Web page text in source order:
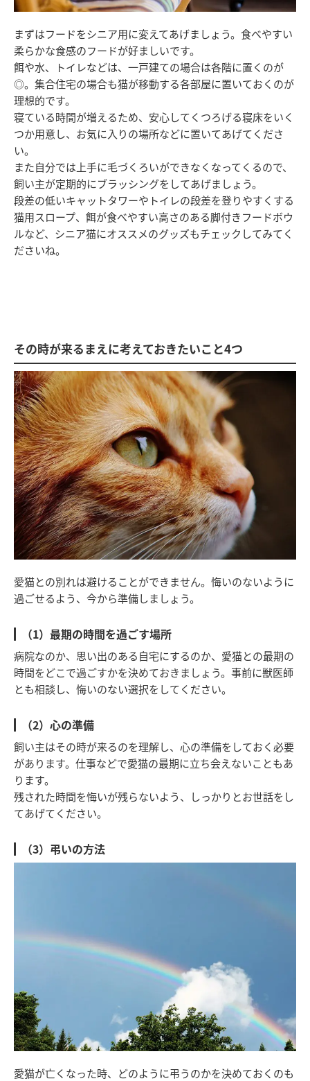
まずはフードをシニア用に変えてあげましょう。食べやすい
柔らかな食感のフードが好ましいです。
餌や水、トイレなどは、一戸建ての場合は各階に置くのが
◎。集合住宅の場合も猫が移動する各部屋に置いておくのが
理想的です。
寝ている時間が増えるため、安心してくつろげる寝床をいく
つか用意し、お気に入りの場所などに置いてあげてくださ
い。
また自分では上手に毛づくろいができなくなってくるので、
飼い主が定期的にブラッシングをしてあげましょう。
段差の低いキャットタワーやトイレの段差を登りやすくする
猫用スロープ、餌が食べやすい高さのある脚付きフードボウ
ルなど、シニア猫にオススメのグッズもチェックしてみてく
ださいね。
その時が来るまえに考えておきたいこと4つ
愛猫との別れは避けることができません。悔いのないように
過ごせるよう、今から準備しましょう。
（1）最期の時間を過ごす場所
病院なのか、思い出のある自宅にするのか、愛猫との最期の
時間をどこで過ごすかを決めておきましょう。事前に獣医師
とも相談し、悔いのない選択をしてください。
（2）心の準備
飼い主はその時が来るのを理解し、心の準備をしておく必要
があります。仕事などで愛猫の最期に立ち会えないこともあ
ります。
残された時間を悔いが残らないよう、しっかりとお世話をし
てあげてください。
（3）弔いの方法
愛猫が亡くなった時、どのように弔うのかを決めておくのも